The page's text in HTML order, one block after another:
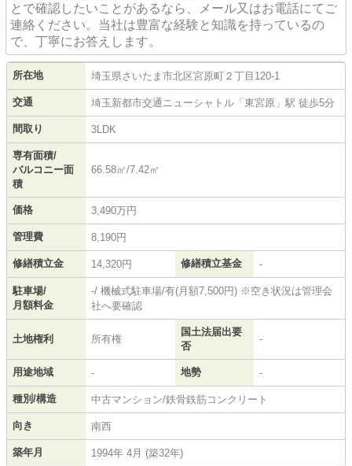
とで確認したいことがあるなら、メール又はお電話にてご
連絡ください。当社は豊富な経験と知識を持っているの
で、丁寧にお答えします。
所在地 埼玉県さいたま市北区宮原町 ２丁目120-1
交通 埼玉新都市交通ニューシャトル 「 東宮原 」駅 徒歩5分
間取り 3LDK
専有面積/
バルコニー面
積
66.58㎡/7.42㎡
価格 3,490万円
管理費 8,190円
修繕積立金 14,320円 修繕積立基金 -
駐車場/
月額料金
-/ 機械式駐車場/有(月額7,500円) ※空き状況は管理会
社へ要確認
土地権利 所有権
国土法届出要
否
-
用途地域 - 地勢 -
種別/構造 中古マンション/鉄骨鉄筋コンクリート
向き 南西
築年月 1994年 4月 (築32年)